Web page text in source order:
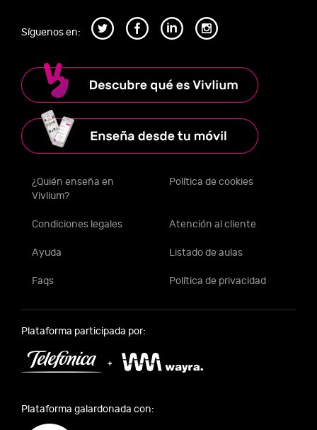
Síguenos en:
¿Quién enseña en
Vivlium?
Política de cookies
Condiciones legales Atención al cliente
Ayuda Listado de aulas
Faqs Política de privacidad
Plataforma participada por:
Plataforma galardonada con: